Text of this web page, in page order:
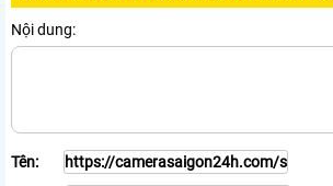
Nội dung:
Tên: